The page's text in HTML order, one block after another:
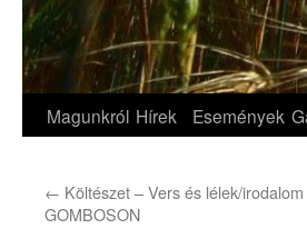
Magunkról Hírek Események
← Költészet – Vers és lélek/
GOMBOSON